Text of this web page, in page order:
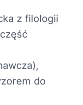
z filologii
do